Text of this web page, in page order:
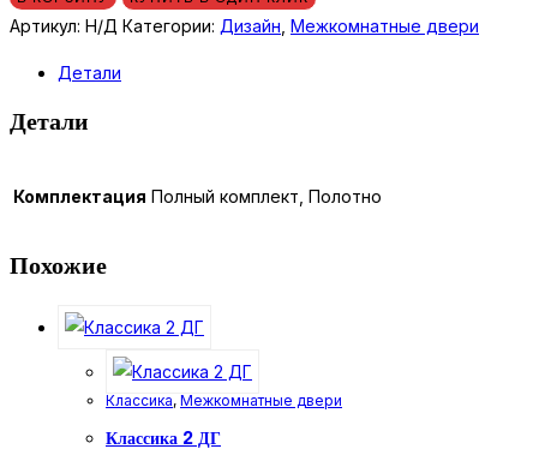
Д328
Артикул: Н/Д Категории: Дизайн Межкомнатные двери
Детали
Детали
Комплектация Полный комплект, Полотно
Похожие
Классика, Межкомнатные двери
Классика 2 ДГ